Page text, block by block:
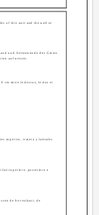
of this unit and the wall or
und Seitenwände des Geräts
aufweisen.
cm entre le dessus, le dos et
superior, trasera y laterales
i lati superiore, posteriore e
de bovenkant, de